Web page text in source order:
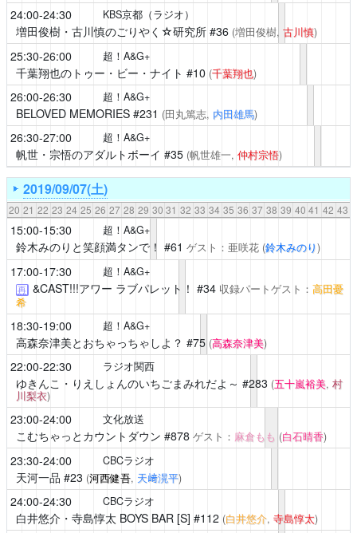
24:00-24:30 KBS京都（ラジオ）
増田俊樹・古川慎のごりやく☆研究所#36 (増田俊樹, 古川慎)
25:30-26:00 超！A&G+
千葉翔也のトゥー・ビー・ナイト #10 (千葉翔也)
26:00-26:30 超！A&G+
BELOVED MEMORIES#231 (田丸篤志, 内田雄馬)
26:30-27:00 超！A&G+
帆世・宗悟のアダルトボーイ #35 (帆世雄一, 仲村宗悟)
2019/09/07(土)
20 21 22 23 24 25 26 27 28 29 30 31 32 33 34 35 36 37 38 39 40 41 42 43
15:00-15:30 超！A&G+
鈴木みのりと笑顔満タンで！ #61 ゲスト：亜咲花 (鈴木みのり)
17:00-17:30 超！A&G+
再 &CAST!!!アワー ラブパレット！ #34 収録パートゲスト： 高田憂
希
18:30-19:00 超！A&G+
高森奈津美とおちゃっちゃしよ？ #75 (高森奈津美)
22:00-22:30 ラジオ関西
ゆきんこ・りえしょんのいちごまみれだよ～ #283 (五十嵐裕美, 村
川梨衣)
23:00-24:00 文化放送
こむちゃっとカウントダウン #878 ゲスト： 麻倉もも (白石晴香)
23:30-24:00 CBCラジオ
天河一品 #23 (河西健吾, 天﨑滉平)
24:00-24:30 CBCラジオ
白井悠介・寺島惇太 BOYS BAR [S] #112 (白井悠介, 寺島惇太)